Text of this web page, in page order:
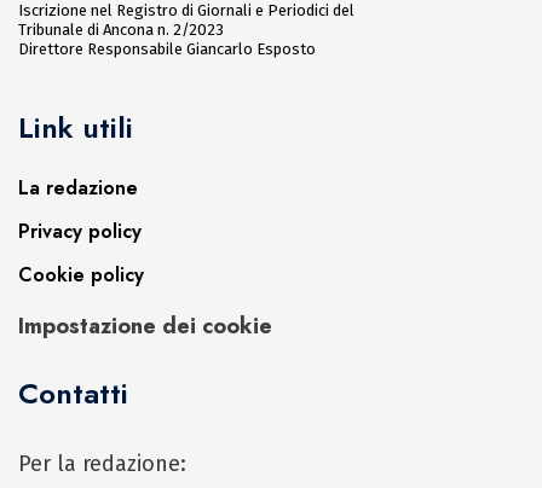
Iscrizione nel Registro di Giornali e Periodici del
Tribunale di Ancona n. 2/2023
Direttore Responsabile Giancarlo Esposto
Link utili
La redazione
Privacy policy
Cookie policy
Impostazione dei cookie
Contatti
Per la redazione: